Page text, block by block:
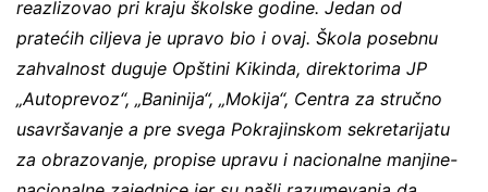
reazlizovao pri kraju školske godine. Jedan od
pratećih ciljeva je upravo bio i ovaj. Škola posebnu
zahvalnost duguje Opštini Kikinda, direktorima JP
„Autoprevoz“, „Baninija“, „Mokija“, Centra za stručno
usavršavanje a pre svega Pokrajinskom sekretarijatu
za obrazovanje, propise upravu i nacionalne manjine-